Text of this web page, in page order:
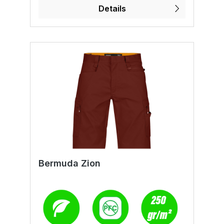
TragekomfortAufhängeschlaufeVerstellbare
r Saum mit ElastikkordelSchnellverschluss-
Druckknopf2-Wege-Reißverschluss mit
KinnschutzZweifach verstellbare Kapuze mit
verstärktem Rand
Details
Bermuda Zion